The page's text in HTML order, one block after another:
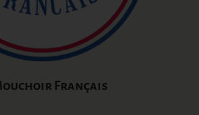
Français